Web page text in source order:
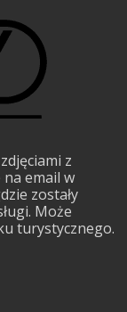
z
email w
zostały
Może
turystycznego.